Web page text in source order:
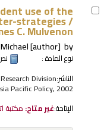
use of the
strategies /
C. Mulvenon.
by
[author]
نوع المادة :
الناشر:Division
Pacific Policy, 2002
الإتاحة:غير متاح: مكتبة